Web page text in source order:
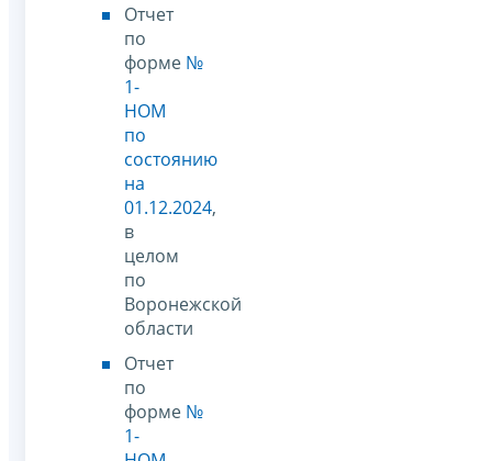
Отчет
по
форме №
1-
НОМ
по
состоянию
на
01.12.2024,
в
целом
по
Воронежской
области
Отчет
по
форме №
1-